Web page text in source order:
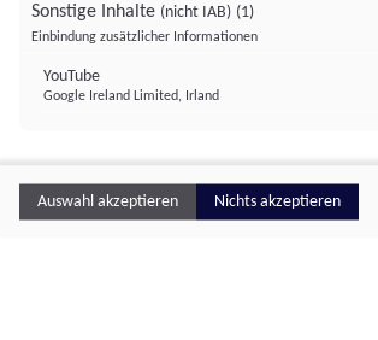
Sonstige Inhalte (nicht IAB) (1)
Einbindung zusätzlicher Informationen
YouTube
Google Ireland Limited, Irland
Auswahl akzeptieren Nichts akzeptieren